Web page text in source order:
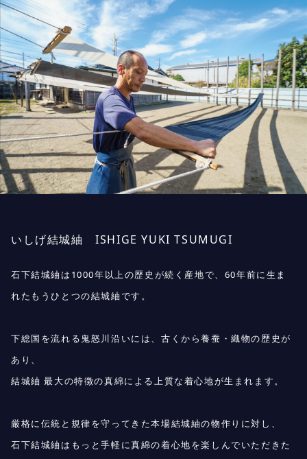
いしげ結城紬ISHIGE YUKI TSUMUGI
石下結城紬は1000年以上の歴史が続く産地で、60年前に生ま
れたもうひとつの結城紬です。
下総国を流れる鬼怒川沿いには、古くから養蚕・織物の歴史が
あり、
結城紬 最大の特徴の真綿による上質な着心地が生まれます。
厳格に伝統と規律を守ってきた本場結城紬の物作りに対し、
石下結城紬はもっと手軽に真綿の着心地を楽しんでいただきた